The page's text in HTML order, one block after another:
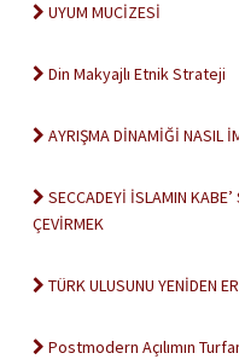
UYUM MUCİZESİ
Din Makyajlı Etnik Strateji
AYRIŞMA DİNAMİĞİ NASIL
SECCADEYİ İSLAMIN
ÇEVİRMEK
TÜRK ULUSUNU YENİDEN
Postmodern Açılımın